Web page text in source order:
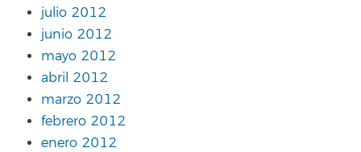
julio 2012
junio 2012
mayo 2012
abril 2012
marzo 2012
febrero 2012
enero 2012